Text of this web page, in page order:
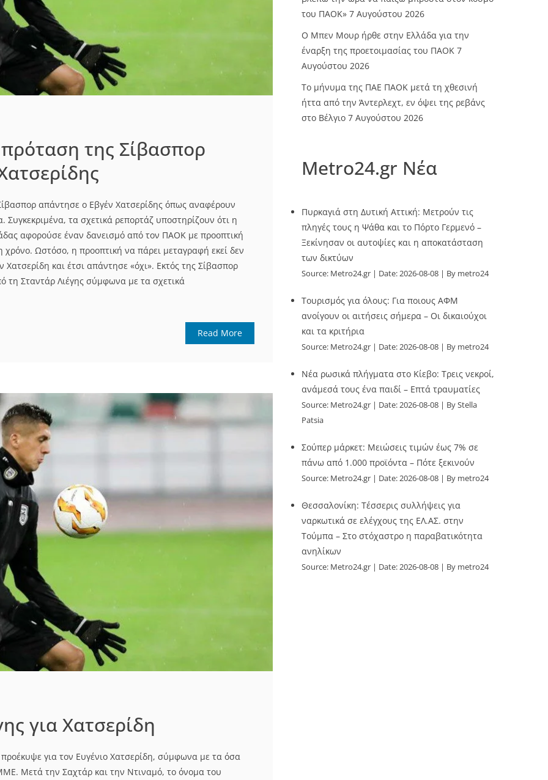
της Σίβασπορ
απάντησε ο Εβγέν Χατσερίδης όπως αναφέρουν
Συγκεκριμένα, τα σχετικά ρεπορτάζ υποστηρίζουν ότι η
αφορούσε έναν δανεισμό από τον ΠΑΟΚ με προοπτική
χρόνο. Ωστόσο, η προοπτική να πάρει μεταγραφή εκεί δεν
Χατσερίδη και έτσι απάντησε «όχι». Εκτός της Σίβασπορ
τη Σταντάρ Λιέγης σύμφωνα με τα σχετικά
Read More
για Χατσερίδη
για τον Ευγένιο Χατσερίδη, σύμφωνα με τα όσα
Μετά την Σαχτάρ και την Ντιναμό, το όνομα του
του ΠΑΟΚ» 7 Αυγούστου 2026
O Mπεν Μουρ ήρθε στην Ελλάδα για την
έναρξη της προετοιμασίας του ΠΑΟΚ 7
Αυγούστου 2026
Το μήνυμα της ΠΑΕ ΠΑΟΚ μετά τη χθεσινή
ήττα από την Άντερλεχτ, εν όψει της ρεβάνς
στο Βέλγιο 7 Αυγούστου 2026
Metro24.gr Νέα
Πυρκαγιά στη Δυτική Αττική: Μετρούν τις
πληγές τους η Ψάθα και το Πόρτο Γερμενό –
Ξεκίνησαν οι αυτοψίες και η αποκατάσταση
των δικτύων
Source: Metro24.gr Date: 2026-08-08 By metro24
Τουρισμός για όλους: Για ποιους ΑΦΜ
ανοίγουν οι αιτήσεις σήμερα – Οι δικαιούχοι
και τα κριτήρια
Source: Metro24.gr Date: 2026-08-08 By metro24
Νέα ρωσικά πλήγματα στο Κίεβο: Τρεις νεκροί,
ανάμεσά τους ένα παιδί – Επτά τραυματίες
Source: Metro24.gr Date: 2026-08-08
By Stella
Patsia
Σούπερ μάρκετ: Μειώσεις τιμών έως 7% σε
πάνω από 1.000 προϊόντα – Πότε ξεκινούν
Source: Metro24.gr Date: 2026-08-08 By metro24
Θεσσαλονίκη: Τέσσερις συλλήψεις για
ναρκωτικά σε ελέγχους της ΕΛ.ΑΣ. στην
Τούμπα – Στο στόχαστρο η παραβατικότητα
ανηλίκων
Source: Metro24.gr Date: 2026-08-08 By metro24